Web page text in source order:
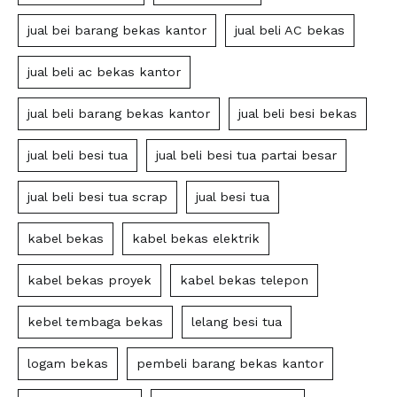
jual bei barang bekas kantor jual beli AC bekas
jual beli ac bekas kantor
jual beli barang bekas kantor jual beli besi bekas
jual beli besi tua jual beli besi tua partai besar
jual beli besi tua scrap jual besi tua
kabel bekas kabel bekas elektrik
kabel bekas proyek kabel bekas telepon
kebel tembaga bekas lelang besi tua
logam bekas pembeli barang bekas kantor